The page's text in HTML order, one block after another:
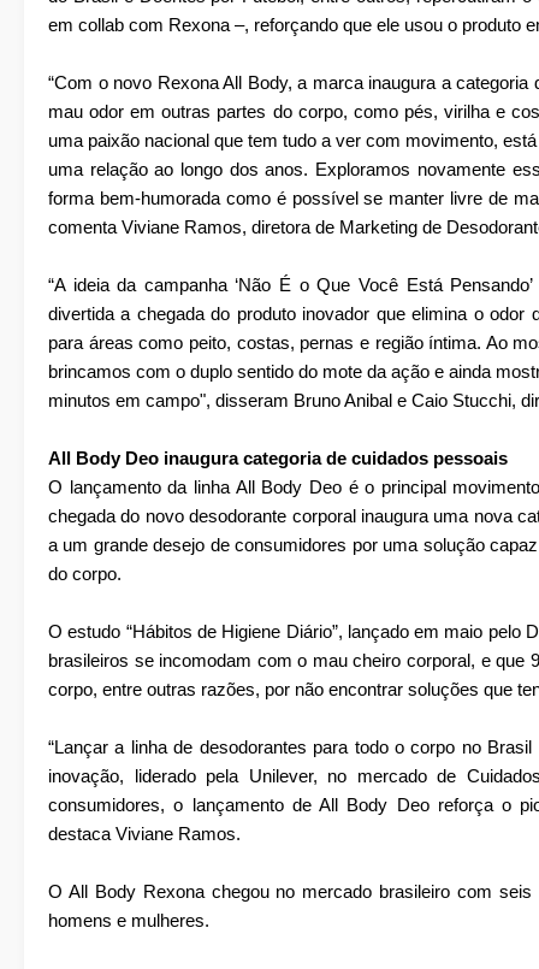
em collab com Rexona –, reforçando que ele usou o produto
“Com o novo Rexona All Body, a marca inaugura a
mau odor em outras partes do corpo, como pés, virilha e
uma paixão nacional que tem tudo a ver com movimento,
uma relação ao longo dos anos. Exploramos novamente
forma bem-humorada como é possível se manter livre de
comenta Viviane Ramos, diretora de Marketing de
“A ideia da campanha ‘Não É o Que Você Está
divertida a chegada do produto inovador que elimina o
para áreas como peito, costas, pernas e região íntima. Ao
brincamos com o duplo sentido do mote da ação e ainda
minutos em campo", disseram Bruno Anibal e Caio Stucchi,
All Body Deo inaugura categoria de cuidados pessoais
O lançamento da linha All Body Deo é o principal
chegada do novo desodorante corporal inaugura uma nova
a um grande desejo de consumidores por uma solução
do corpo.
O estudo “Hábitos de Higiene Diário”, lançado em maio pelo
brasileiros se incomodam com o mau cheiro corporal, e
corpo, entre outras razões, por não encontrar soluções que
“Lançar a linha de desodorantes para todo o corpo no
inovação, liderado pela Unilever, no mercado de
consumidores, o lançamento de All Body Deo reforça o
destaca Viviane Ramos.
O All Body Rexona chegou no mercado brasileiro com
homens e mulheres.